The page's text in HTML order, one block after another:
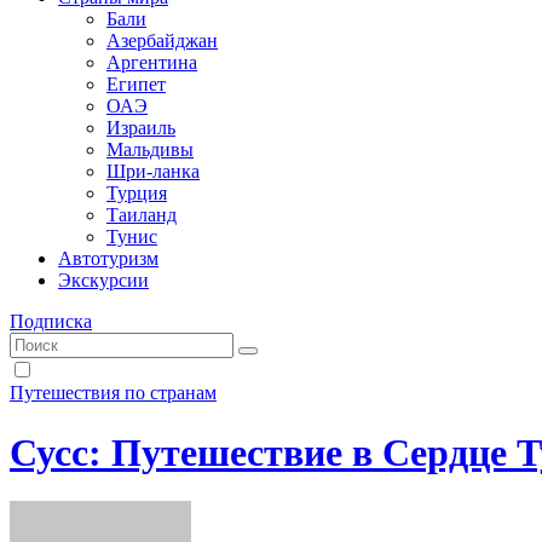
Бали
Азербайджан
Аргентина
Египет
ОАЭ
Израиль
Мальдивы
Шри-ланка
Турция
Таиланд
Тунис
Автотуризм
Экскурсии
Подписка
Путешествия по странам
Сусс: Путешествие в Сердце